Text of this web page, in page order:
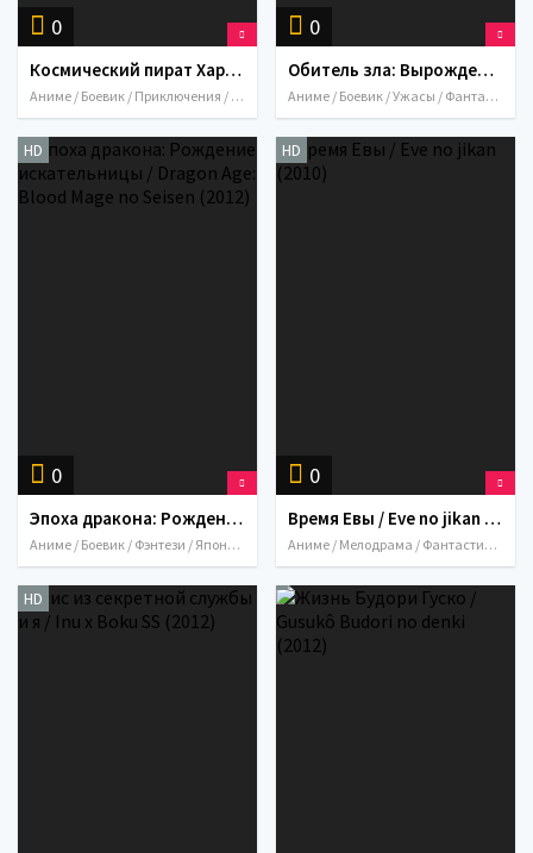
0
Космический пират Харлок / Space Pirate Captain Harlock (2013)
Аниме / Боевик / Приключения / Фантастика / 2013 / Япония
0
Обитель зла: Вырождение / Biohazard: Degeneration (2008)
Аниме / Боевик / Ужасы / Фантастика / Япония / 2008
0
HD
Эпоха дракона: Рождение искательницы / Dragon Age: Blood Mage no Seisen (2012)
Аниме / Боевик / Фэнтези / Япония / 2012
0
HD
Время Евы / Eve no jikan (2010)
Аниме / Мелодрама / Фантастика / Япония / 2010
HD